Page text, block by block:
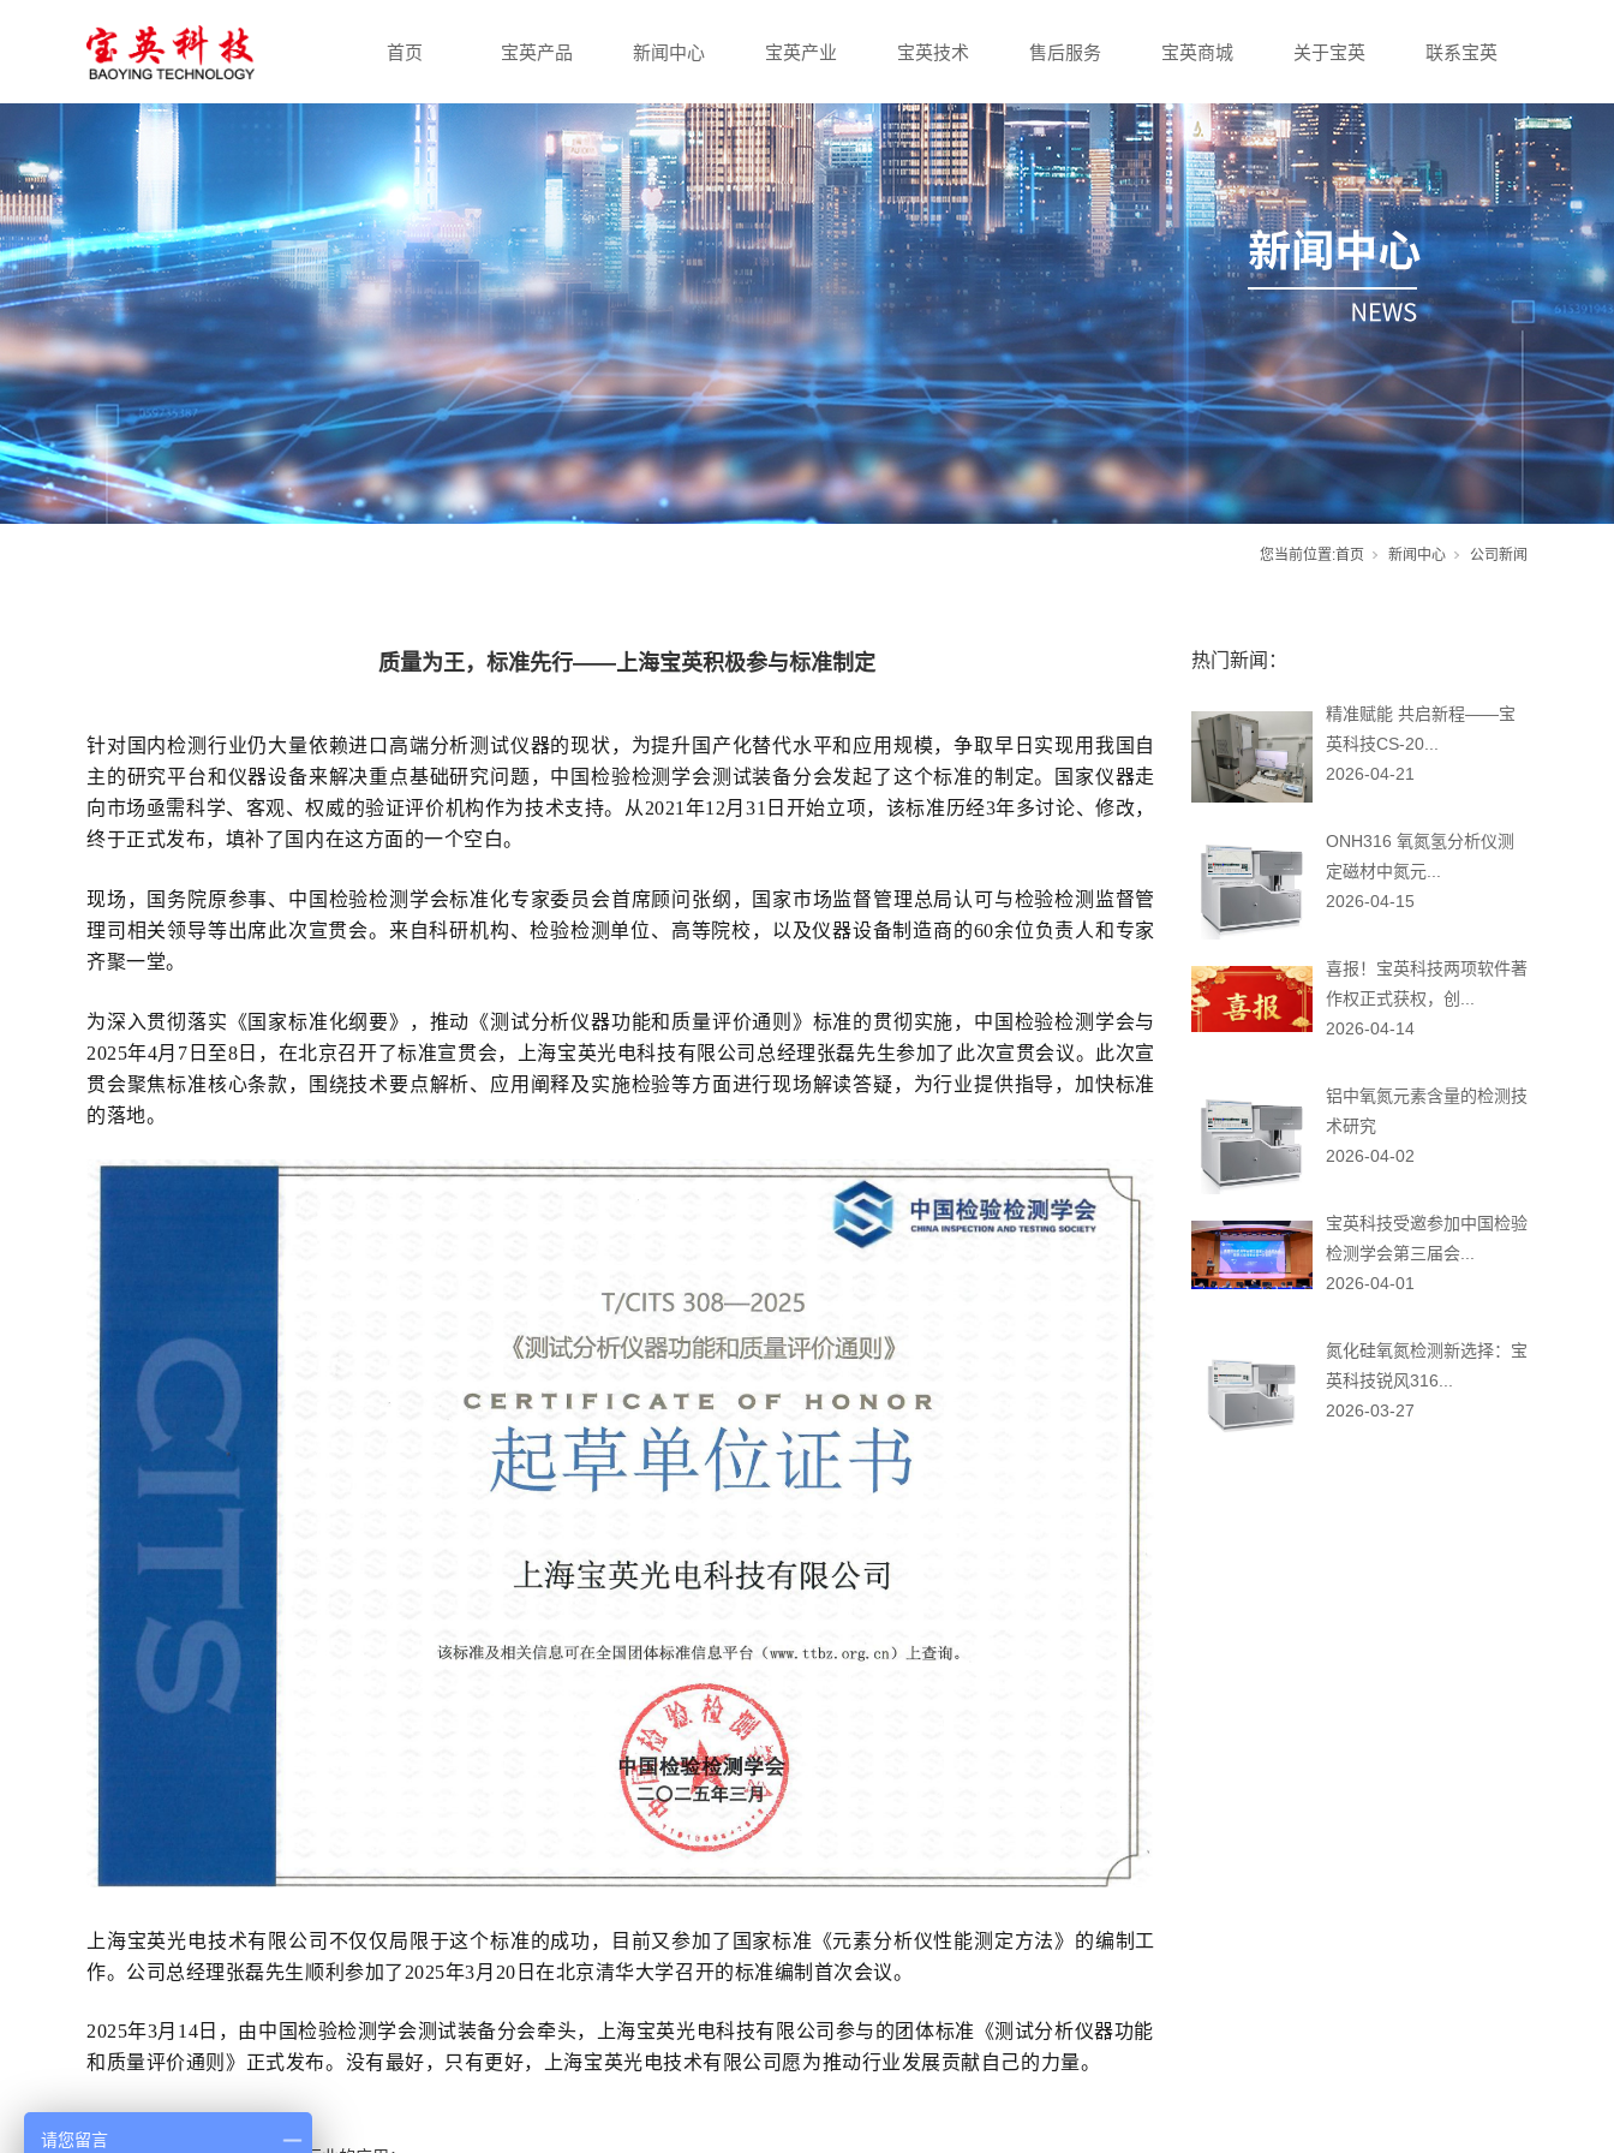
首页 宝英产品 新闻中心 宝英产业 宝英技术 售后服务 宝英商城 关于宝英 联系宝英
您当前位置:首页 新闻中心 公司新闻
质量为王，标准先行——上海宝英积极参与标准制定
针对国内检测行业仍大量依赖进口高端分析测试仪器的现状，为提升国产化替代水平和应用规模，争取早日实现用我国自
主的研究平台和仪器设备来解决重点基础研究问题，中国检验检测学会测试装备分会发起了这个标准的制定。国家仪器走
向市场亟需科学、客观、权威的验证评价机构作为技术支持。从 2021年12月31日开始立项，该标准历经3年多讨论、修改，
终于正式发布，填补了国内在这方面的一个空白。
现场，国务院原参事、中国检验检测学会标准化专家委员会首席顾问张纲，国家市场监督管理总局认可与检验检测监督管
理司相关领导等出席此次宣贯会。来自科研机构、检验检测单位、高等院校，以及仪器设备制造商的60余位负责人和专家
齐聚一堂。
为深入贯彻落实《国家标准化纲要》，推动《测试分析仪器功能和质量评价通则》标准的贯彻实施，中国检验检测学会与
2025年4月7日至8日，在北京召开了标准宣贯会，上海宝英光电科技有限公司总经理张磊先生参加了此次宣贯会议。此次宣
贯会聚焦标准核心条款，围绕技术要点解析、应用阐释及实施检验等方面进行现场解读答疑，为行业提供指导，加快标准
的落地。
上海宝英光电技术有限公司不仅仅局限于这个标准的成功，目前又参加了国家标准《元素分析仪性能测定方法》的编制工
作。公司总经理张磊先生顺利参加了 2025年3月20日在北京清华大学召开的标准编制首次会议。
2025年3月14日，由中国检验检测学会测试装备分会牵头，上海宝英光电科技有限公司参与的团体标准《测试分析仪器功能
和质量评价通则》正式发布。 没有最好，只有更好，上海宝英光电技术有限公司愿为推动行业发展贡献自己的力量。
热门新闻：
精准赋能 共启新程——宝
英科技CS-20...
2026-04-21
ONH316 氧氮氢分析仪测
定磁材中氮元...
2026-04-15
喜报！宝英科技两项软件著
作权正式获权，创...
2026-04-14
铝中氧氮元素含量的检测技
术研究
2026-04-02
宝英科技受邀参加中国检验
检测学会第三届会...
2026-04-01
氮化硅氧氮检测新选择：宝
英科技锐风316...
2026-03-27
请您留言